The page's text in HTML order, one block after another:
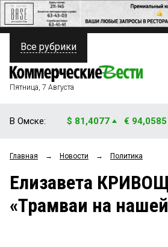
ПОЛИТИКА
ФИНАНСЫ
ОБЩЕСТВО
ЗАКОН
НОВОСТИ КОМПАНИЙ
Все рубрики
Пятница, 7 Августа
В Омске: $ 81,4077 € 94,0585
Главная → Новости → Политика
Елизавета
«Трамваи на